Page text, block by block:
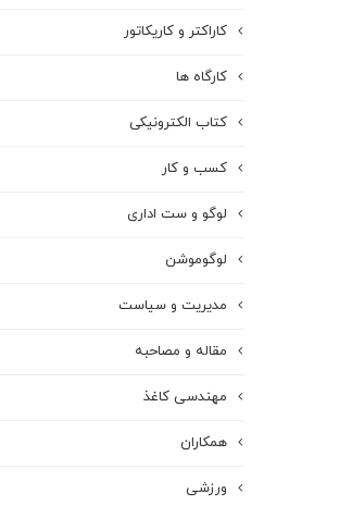
کاراکتر و کاریکاتور
کارگاه ها
کتاب الکترونیکی
کسب و کار
لوگو و ست اداری
لوگوموشن
مدیریت و سیاست
مقاله و مصاحبه
مهندسی کاغذ
همکاران
ورزشی